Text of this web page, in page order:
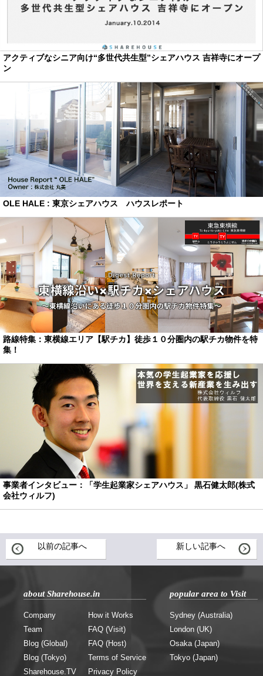
アクティブなシニア向け“多世代共生型”シェアハウス 吉祥寺にオープ
ン
OLE HALE : 東京シェアハウス ハウスレポート
路線特集：東横線エリア【駅チカ】徒歩１０分圏内の駅チカ物件を特
集！
事業者インタビュー：「学生起業家シェアハウス」 黒石健太郎(株式
会社ウィルフ)
以前の記事へ 新しい記事へ
about Sharehouse.in
Company
Team
Blog (Global)
Blog (Tokyo)
Sharehouse.TV
How it Works
FAQ (Visit)
FAQ (Host)
Terms of Service
Privacy Policy
popular area to Visit
Sydney (Australia)
London (UK)
Osaka (Japan)
Tokyo (Japan)